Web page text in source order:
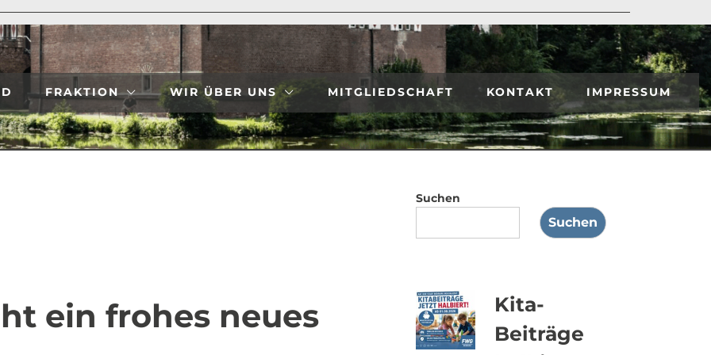
FRAKTION WIR ÜBER UNS MITGLIEDSCHAFT KONTAKT IMPRESSUM
ein frohes neues
Suchen
Suchen
Kita-
Beiträge